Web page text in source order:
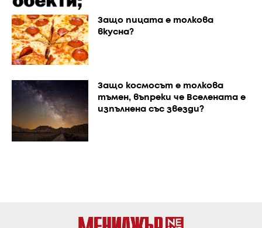
Защо пицата е толкова
вкусна?
Защо космосът е толкова
тъмен, въпреки че Вселената е
изпълнена със звезди?